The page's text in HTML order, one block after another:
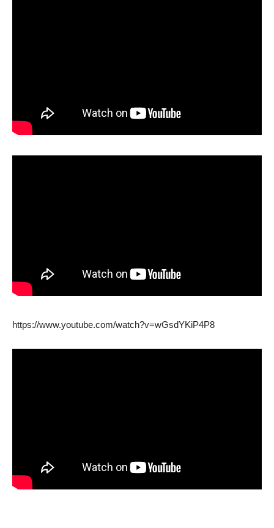
https://www.youtube.com/watch?v=wGsdYKiP4P8